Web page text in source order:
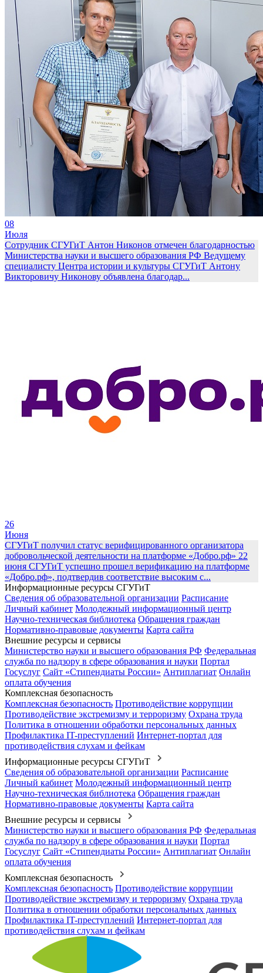
08
Июля
Сотрудник СГУГиТ Антон Никонов отмечен благодарностью
Министерства науки и высшего образования РФ Ведущему
специалисту Центра истории и культуры СГУГиТ Антону
Викторовичу Никонову объявлена благодар...
26
Июня
СГУГиТ получил статус верифицированного организатора
добровольческой деятельности на платформе «Добро.рф» 22
июня СГУГиТ успешно прошел верификацию на платформе
«Добро.рф», подтвердив соответствие высоким с...
Информационные ресурсы СГУГиТ
Сведения об образовательной организации Расписание
Личный кабинет Молодежный информационный центр
Научно-техническая библиотека Обращения граждан
Нормативно-правовые документы Карта сайта
Внешние ресурсы и сервисы
Министерство науки и высшего образования РФ Федеральная
служба по надзору в сфере образования и науки Портал
Госуслуг Сайт «Стипендиаты России» Антиплагиат Онлайн
оплата обучения
Комплексная безопасность
Комплексная безопасность Противодействие коррупции
Противодействие экстремизму и терроризму Охрана труда
Политика в отношении обработки персональных данных
Профилактика IT-преступлений Интернет-портал для
противодействия слухам и фейкам
Информационные ресурсы СГУГиТ
Сведения об образовательной организации Расписание
Личный кабинет Молодежный информационный центр
Научно-техническая библиотека Обращения граждан
Нормативно-правовые документы Карта сайта
Внешние ресурсы и сервисы
Министерство науки и высшего образования РФ Федеральная
служба по надзору в сфере образования и науки Портал
Госуслуг Сайт «Стипендиаты России» Антиплагиат Онлайн
оплата обучения
Комплексная безопасность
Комплексная безопасность Противодействие коррупции
Противодействие экстремизму и терроризму Охрана труда
Политика в отношении обработки персональных данных
Профилактика IT-преступлений Интернет-портал для
противодействия слухам и фейкам